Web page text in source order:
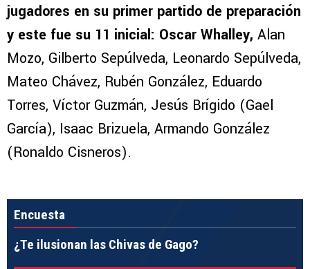
jugadores en su primer partido de preparación
y este fue su 11 inicial: Oscar Whalley, Alan
Mozo, Gilberto Sepúlveda, Leonardo Sepúlveda,
Mateo Chávez, Rubén González, Eduardo
Torres, Víctor Guzmán, Jesús Brígido (Gael
García), Isaac Brizuela, Armando González
(Ronaldo Cisneros).
Encuesta
¿Te ilusionan las Chivas de Gago?